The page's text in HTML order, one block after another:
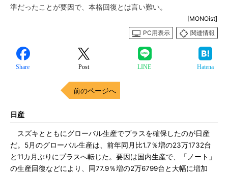
準だったことが要因で、本格回復とは言い難い。
[MONOist]
PC用表示
関連情報
Share Post LINE Hatena
前のページへ
日産
スズキとともにグローバル生産でプラスを確保したのが日産
だ。5月のグローバル生産は、前年同月比1.7％増の23万1732台
と11カ月ぶりにプラスへ転じた。要因は国内生産で、「ノート」
の生産回復などにより、同77.9％増の2万6799台と大幅に増加